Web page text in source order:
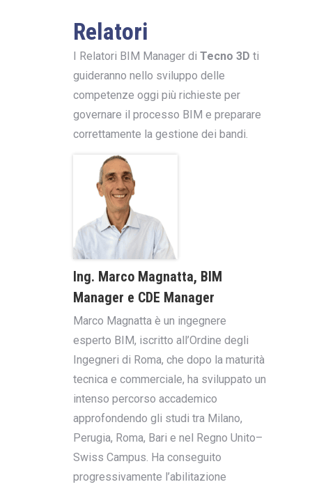
Relatori
I Relatori BIM Manager di Tecno 3D ti
guideranno nello sviluppo delle
competenze oggi più richieste per
governare il processo BIM e preparare
correttamente la gestione dei bandi.
Ing. Marco Magnatta, BIM
Manager e CDE Manager
Marco Magnatta è un ingegnere
esperto BIM, iscritto all’Ordine degli
Ingegneri di Roma, che dopo la maturità
tecnica e commerciale, ha sviluppato un
intenso percorso accademico
approfondendo gli studi tra Milano,
Perugia, Roma, Bari e nel Regno Unito–
Swiss Campus. Ha conseguito
progressivamente l’abilitazione